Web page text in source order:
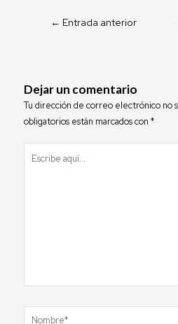
← Entrada anterior
Dejar un comentario
Tu dirección de correo electrónico no
obligatorios están marcados con*
Nombre*